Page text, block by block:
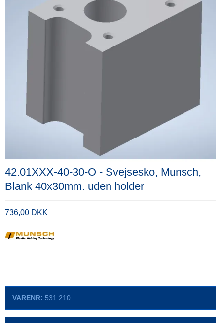
42.01XXX-40-30-O - Svejsesko, Munsch,
Blank 40x30mm. uden holder
736,00 DKK
VARENR: 531.210